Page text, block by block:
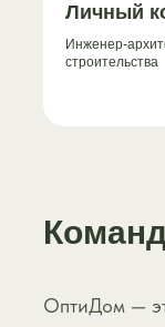
Личный
Инженер-
строительства
ОптиДом —